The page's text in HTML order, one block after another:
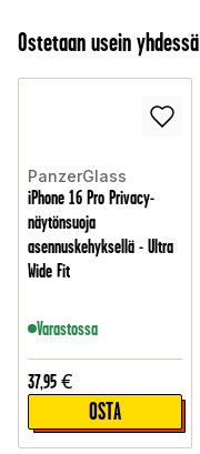
Ostetaan usein yhdessä
PanzerGlass
iPhone 16 Pro Privacy-
näytönsuoja
asennuskehyksellä - Ultra
Wide Fit
Varastossa
37,95 €
OSTA